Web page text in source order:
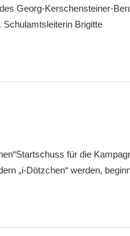
Georg-Kerschensteiner-
Brigitte
für die
„i-Dötzchen“ werden,